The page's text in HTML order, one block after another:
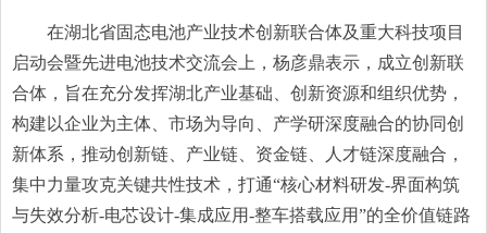
在湖北省固态电池产业技术创新联合体及重大科技项目
启动会暨先进电池技术交流会上，杨彦鼎表示，成立创新联
合体，旨在充分发挥湖北产业基础、创新资源和组织优势，
构建以企业为主体、市场为导向、产学研深度融合的协同创
新体系，推动创新链、产业链、资金链、人才链深度融合，
集中力量攻克关键共性技术，打通“核心材料研发-界面构筑
与失效分析-电芯设计-集成应用-整车搭载应用”的全价值链路